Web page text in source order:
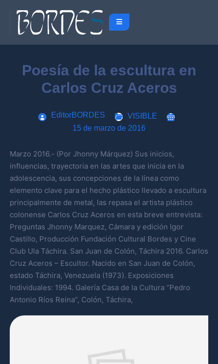
Poesía de la escultura en
Carlos Cruz Aceros
EditorBORDES
VISIBLE
15 de marzo de 2016
Marzo 2016.- (Por Jhonny Márquez) Sus inicios,
influencias, trayectoria en las artes que inicia en la
adolescencia, sus concepciones de la línea como
elemento clave para el hecho plástico llevado a escultura
principalmente de metal, las repasa el artista plástico
colonense Carlos Cruz Aceros en esta breve entrevista:
Preguntas Jhonny Marquez, Cámara y edición Igor
Castillo, Producción Fundación Cultural Bordes y Cine
Club Ula Táchira. San Juan de Colón, Táchira 2016. Carlos
Cruz Aceros – Escultor. Nacido en San Juan de Colón,
estado Táchira, Venezuela (1973). Exposiciones
Individuales: 1994. Galería Casa de la Cultura “Pedro
Antonio Ríos Reina”, Colón, Táchira,